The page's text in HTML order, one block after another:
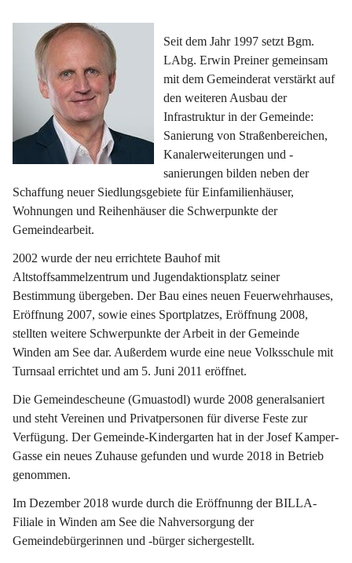
Seit dem Jahr 1997 setzt Bgm.
LAbg. Erwin Preiner gemeinsam
mit dem Gemeinderat verstärkt auf
den weiteren Ausbau der
Infrastruktur in der Gemeinde:
Sanierung von Straßenbereichen,
Kanalerweiterungen und -
sanierungen bilden neben der
Schaffung neuer Siedlungsgebiete für Einfamilienhäuser,
Wohnungen und Reihenhäuser die Schwerpunkte der
Gemeindearbeit.
2002 wurde der neu errichtete Bauhof mit
Altstoffsammelzentrum und Jugendaktionsplatz seiner
Bestimmung übergeben. Der Bau eines neuen Feuerwehrhauses,
Eröffnung 2007, sowie eines Sportplatzes, Eröffnung 2008,
stellten weitere Schwerpunkte der Arbeit in der Gemeinde
Winden am See dar. Außerdem wurde eine neue Volksschule mit
Turnsaal errichtet und am 5. Juni 2011 eröffnet.
Die Gemeindescheune (Gmuastodl) wurde 2008 generalsaniert
und steht Vereinen und Privatpersonen für diverse Feste zur
Verfügung. Der Gemeinde-Kindergarten hat in der Josef Kamper-
Gasse ein neues Zuhause gefunden und wurde 2018 in Betrieb
genommen.
Im Dezember 2018 wurde durch die Eröffnunng der BILLA-
Filiale in Winden am See die Nahversorgung der
Gemeindebürgerinnen und -bürger sichergestellt.